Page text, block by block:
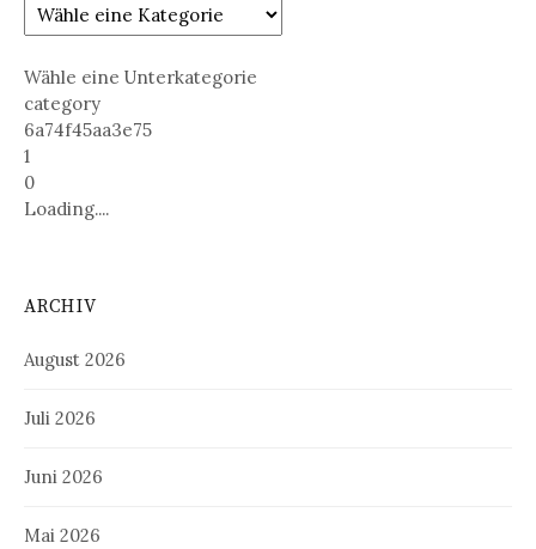
Wähle eine Unterkategorie
category
6a74f45aa3e75
1
0
Loading....
ARCHIV
August 2026
Juli 2026
Juni 2026
Mai 2026